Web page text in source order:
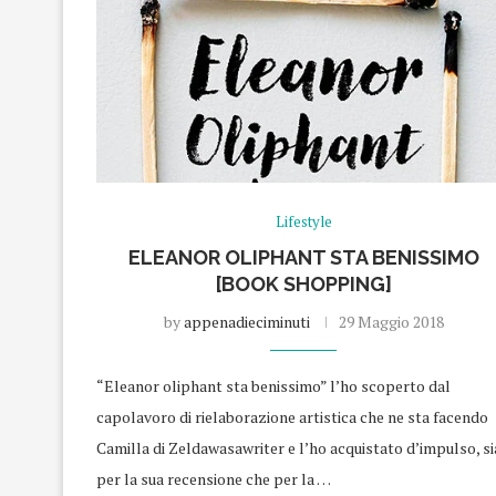
Lifestyle
ELEANOR OLIPHANT STA BENISSIMO
[BOOK SHOPPING]
byappenadieciminuti 29 Maggio 2018
“Eleanor oliphant sta benissimo” l’ho scoperto dal
capolavoro di rielaborazione artistica che ne sta facendo
Camilla di Zeldawasawriter e l’ho acquistato d’impulso,
per la sua recensione che per la …